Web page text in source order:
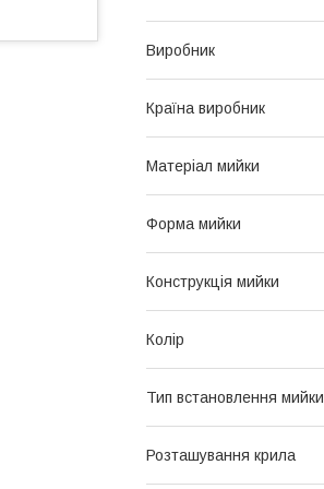
Виробник
Країна виробник
Матеріал мийки
Форма мийки
Конструкція мийки
Колір
Тип встановлення мийки
Розташування крила